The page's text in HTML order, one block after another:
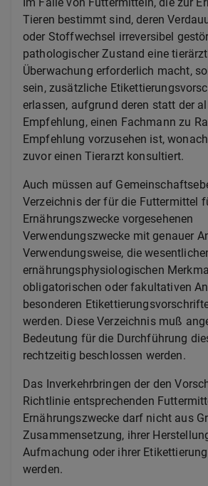
Im Falle von Futtermitteln, die zur
Tieren bestimmt sind, deren
oder Stoffwechsel irreversibel
pathologischer Zustand eine
Überwachung erforderlich macht,
sein, zusätzliche
erlassen, aufgrund deren statt der
Empfehlung, einen Fachmann zu
Empfehlung vorzusehen ist,
zuvor einen Tierarzt konsultiert.
Auch müssen auf
Verzeichnis der für die Futtermittel
Ernährungszwecke vorgesehenen
Verwendungszwecke mit genauer
Verwendungsweise, die
ernährungsphysiologischen
obligatorischen oder fakultativen
besonderen
werden. Diese Verzeichnis muß
Bedeutung für die Durchführung
rechtzeitig beschlossen werden.
Das Inverkehrbringen der den
Richtlinie entsprechenden
Ernährungszwecke darf nicht aus
Zusammensetzung, ihrer
Aufmachung oder ihrer
werden.